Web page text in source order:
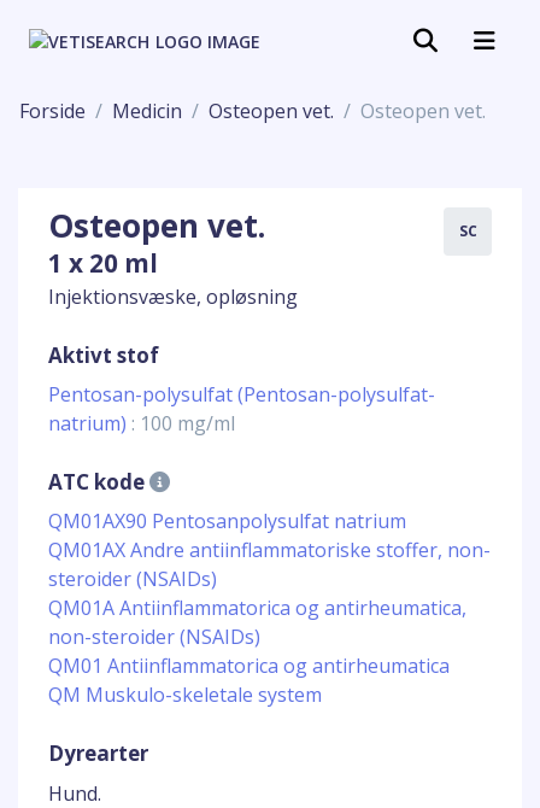
Forside Medicin Osteopen vet. Osteopen vet.
Osteopen vet.
1 x 20 ml
Injektionsvæske, opløsning
SC
Aktivt stof
Pentosan-polysulfat (Pentosan-polysulfat-
natrium) : 100 mg/ml
ATC kode
QM01AX90 Pentosanpolysulfat natrium
QM01AX Andre antiinflammatoriske stoffer, non-
steroider (NSAIDs)
QM01A Antiinflammatorica og antirheumatica,
non-steroider (NSAIDs)
QM01 Antiinflammatorica og antirheumatica
QM Muskulo-skeletale system
Dyrearter
Hund.